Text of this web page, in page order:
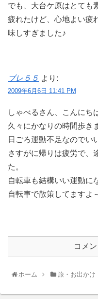
でも、大台ケ原はとても
疲れたけど、心地よい疲
味しすぎました♪
ブレ５５ より:
2009年6月6日 11:41 PM
しゃべるさん、こんにち
久々にかなりの時間歩き
日ごろ運動不足なのでい
さすがに帰りは疲労で、
た。
自転車も結構いい運動に
自転車で散策してますよ
コメ
ホーム 旅・お出かけ